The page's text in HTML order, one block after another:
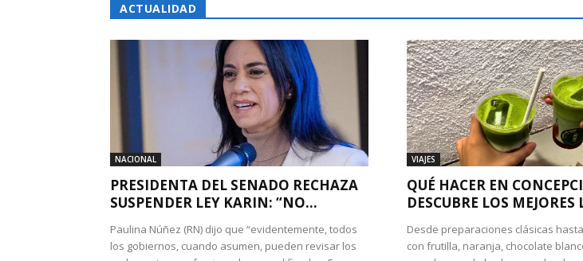
ACTUALIDAD
NACIONAL
PRESIDENTA DEL SENADO RECHAZA
SUSPENDER LEY KARIN: “NO...
Paulina Núñez (RN) dijo que “evidentemente, todos
los gobiernos, cuando asumen, pueden revisar los
VIAJES
QUÉ HACER EN
DESCUBRE LOS MEJORES
Desde preparaciones clásicas
con frutilla, naranja, chocolate